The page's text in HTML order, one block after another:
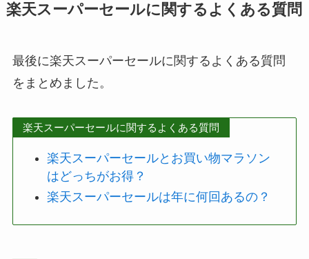
楽天スーパーセールに関するよくある質問
最後に楽天スーパーセールに関するよくある質問
をまとめました。
楽天スーパーセールに関するよくある質問
楽天スーパーセールとお買い物マラソン
はどっちがお得？
楽天スーパーセールは年に何回あるの？